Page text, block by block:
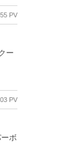
PV
ー
PV
ボ